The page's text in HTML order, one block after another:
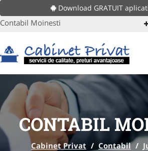
Download GRATUIT
Contabil Moinesti
CONTABIL
Cabinet Privat / Contabil /